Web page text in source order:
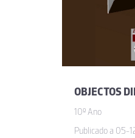
OBJECTOS
10º Ano
Publicado a 05-